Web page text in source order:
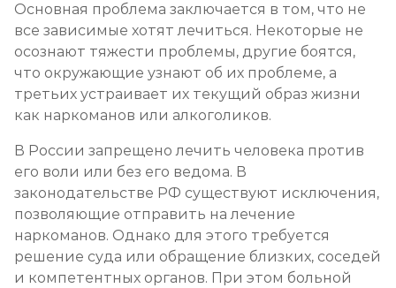
Основная проблема заключается в том, что не
все зависимые хотят лечиться. Некоторые не
осознают тяжести проблемы, другие боятся,
что окружающие узнают об их проблеме, а
третьих устраивает их текущий образ жизни
как наркоманов или алкоголиков.
В России запрещено лечить человека против
его воли или без его ведома. В
законодательстве РФ существуют исключения,
позволяющие отправить на лечение
наркоманов. Однако для этого требуется
решение суда или обращение близких, соседей
и компетентных органов. При этом больной